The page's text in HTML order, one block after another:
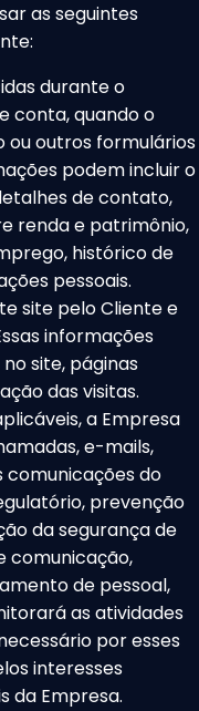
as seguintes
durante o
conta, quando o
ou outros formulários
podem incluir o
de contato,
renda e patrimônio,
histórico de
pessoais.
site pelo Cliente e
informações
site, páginas
das visitas.
a Empresa
e-mails,
comunicações do
prevenção
da segurança de
comunicação,
de pessoal,
as atividades
por esses
interesses
da Empresa.